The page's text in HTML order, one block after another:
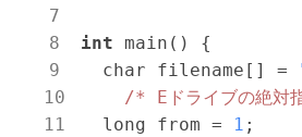
int main() {
  char filename[] =
/* Eドライブの絶対
  long from =
1 ;